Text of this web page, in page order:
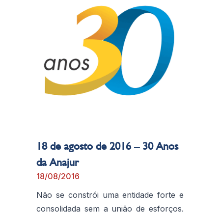
18 de agosto de 2016 – 30 Anos
da Anajur
18/08/2016
Não se constrói uma entidade forte e
consolidada sem a união de esforços.